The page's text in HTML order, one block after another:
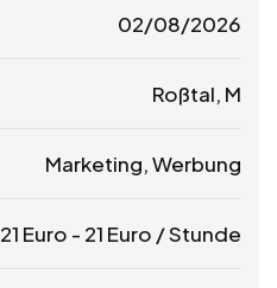
02/08/2026
Roßtal, M
Marketing, Werbung
21 Euro - 21 Euro / Stunde